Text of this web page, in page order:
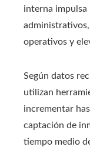
interna impulsa
operativos y
Según datos
utilizan
incrementar
captación de
tiempo medio